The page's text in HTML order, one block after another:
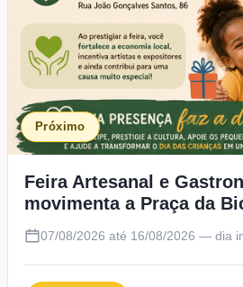
Próximo
Feira Artesanal e
movimenta a Praça da
07/08/2026 até 16/08/2026 — dia